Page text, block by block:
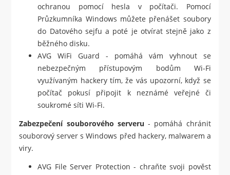
ochranou pomocí hesla v počítači. Pomocí
Průzkumníka Windows můžete přenášet soubory
do Datového sejfu a poté je otvírat stejně jako z
běžného disku.
AVG WiFi Guard - pomáhá vám vyhnout se
nebezpečným přístupovým bodům Wi-Fi
využívaným hackery tím, že vás upozorní, když se
počítač pokusí připojit k neznámé veřejné či
soukromé síti Wi-Fi.
Zabezpečení souborového serveru - pomáhá chránit
souborový server s Windows před hackery, malwarem a
viry.
AVG File Server Protection - chraňte svoji pověst